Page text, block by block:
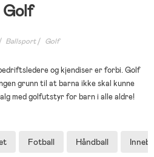
Golf
Ballsport Golf
og kjendiser er forbi. Golf
grunn til at barna ikke skal kunne
med golfutstyr for barn i alle aldre!
Fotball Håndball